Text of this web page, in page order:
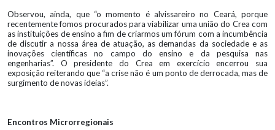
Observou, ainda, que “o momento é alvissareiro no Ceará, porque
recentemente fomos procurados para viabilizar uma união do Crea com
as instituições de ensino a fim de criarmos um fórum com a incumbência
de discutir a nossa área de atuação, as demandas da sociedade e as
inovações científicas no campo do ensino e da pesquisa nas
engenharias”. O presidente do Crea em exercício encerrou sua
exposição reiterando que “a crise não é um ponto de derrocada, mas de
surgimento de novas ideias”.
Encontros Microrregionais